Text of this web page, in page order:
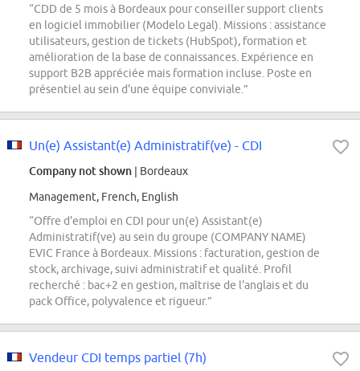
“CDD de 5 mois à Bordeaux pour conseiller support clients
en logiciel immobilier (Modelo Legal). Missions : assistance
utilisateurs, gestion de tickets (HubSpot), formation et
amélioration de la base de connaissances. Expérience en
support B2B appréciée mais formation incluse. Poste en
présentiel au sein d'une équipe conviviale.”
Un(e) Assistant(e) Administratif(ve) - CDI
Company not shown | Bordeaux
Management, French, English
“Offre d'emploi en CDI pour un(e) Assistant(e)
Administratif(ve) au sein du groupe (COMPANY NAME)
EVIC France à Bordeaux. Missions : facturation, gestion de
stock, archivage, suivi administratif et qualité. Profil
recherché : bac+2 en gestion, maîtrise de l'anglais et du
pack Office, polyvalence et rigueur.”
Vendeur CDI temps partiel (7h)